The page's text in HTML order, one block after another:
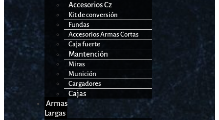
Accesorios Cz
Kit de conversión
Fundas
Accesorios Armas Cortas
Caja fuerte
Mantención
Miras
Munición
Cargadores
Cajas
Armas
Largas